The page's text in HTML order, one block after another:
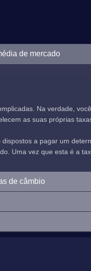
de mercado
Na verdade,
as suas próprias
a pagar um
Uma vez que esta é a
de câmbio